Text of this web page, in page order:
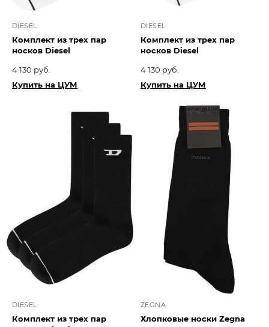
DIESEL
Комплект из трех пар
носков Diesel
4 130 руб.
Купить на ЦУМ
DIESEL
Комплект из трех пар
носков Diesel
4 130 руб.
Купить на ЦУМ
DIESEL
Комплект из трех пар
ZEGNA
Хлопковые носки Zegna